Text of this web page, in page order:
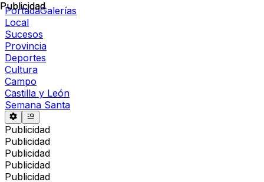
PortadaGalerías
Local
Sucesos
Provincia
Deportes
Cultura
Campo
Castilla y León
Semana Santa
Publicidad
Publicidad
Publicidad
Publicidad
Publicidad
Publicidad
Publicidad